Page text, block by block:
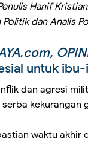
Hanif
Politik dan Analis
untuk
dan agresi
kekurangan
waktu akhir